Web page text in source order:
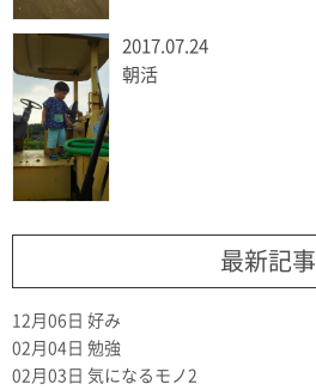
2017.07.24
朝活
最新記事
12月06日 好み
02月04日 勉強
02月03日 気になるモノ2